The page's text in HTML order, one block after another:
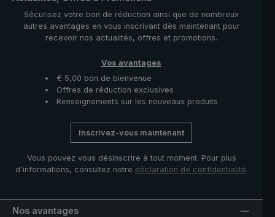
Sécurisez votre bon de réduction ainsi que de nombreux
autres avantages en vous inscrivant dès maintenant pour
recevoir nos actualités, offres et promotions.
Vos avantages
€ 5,00 bon de bienvenue
Offres de réduction exclusives
Renseignements sur les nouveaux produits
Inscrivez-vous maintenant
Vous pouvez vous désinscrire à tout moment. Pour plus
d'informations, consultez notre déclaration de confidentialité.
Nos avantages